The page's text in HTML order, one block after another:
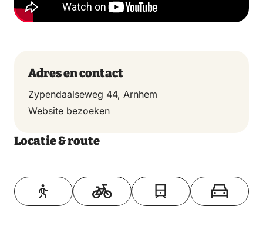
Adres en contact
Zypendaalseweg 44, Arnhem
Website bezoeken
Locatie & route
Toon op kaart